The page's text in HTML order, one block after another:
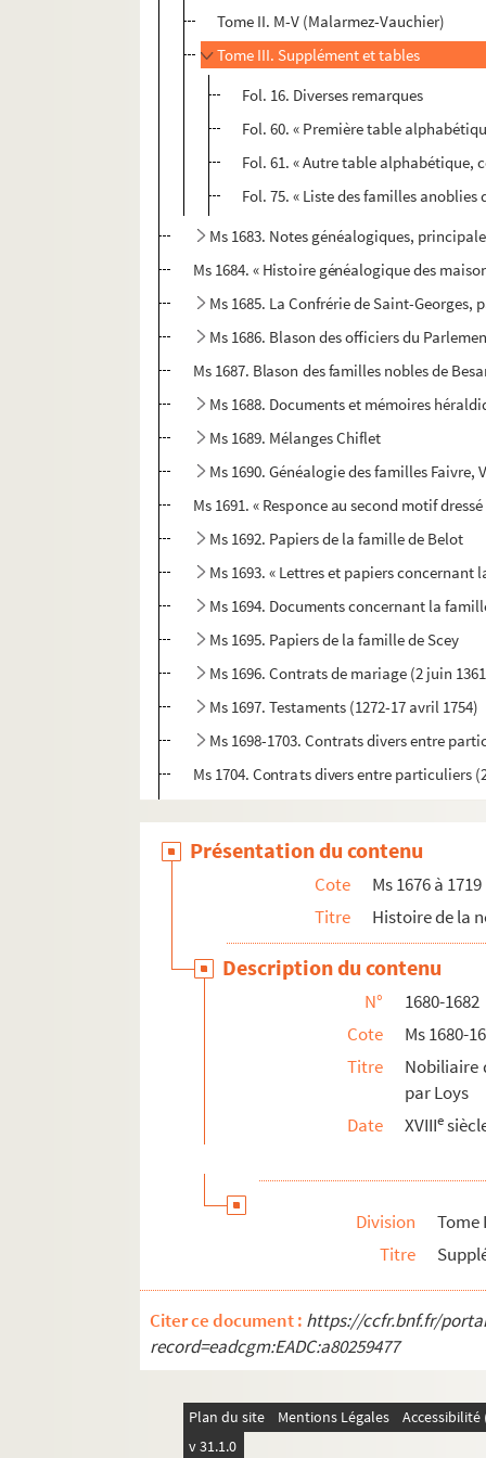
Tome II. M-V (Malarmez-Vauchier)
Tome III. Supplément et tables
Fol. 16. Diverses remarques
Fol. 60. « Première table
Fol. 61. « Autre table
Fol. 75. « Liste des familles
Ms 1683. Notes généalogiques,
Ms 1684. « Histoire généalogique des
Ms 1685. La Confrérie de Saint-Georges,
Ms 1686. Blason des officiers du
Ms 1687. Blason des familles nobles de
Ms 1688. Documents et mémoires
Ms 1689. Mélanges Chiflet
Ms 1690. Généalogie des familles
Ms 1691. « Responce au second motif
Ms 1692. Papiers de la famille de Belot
Ms 1693. « Lettres et papiers concernant
Ms 1694. Documents concernant la
Ms 1695. Papiers de la famille de Scey
Ms 1696. Contrats de mariage (2 juin
Ms 1697. Testaments (1272-17 avril 1754)
Ms 1698-1703. Contrats divers entre
Ms 1704. Contrats divers entre particuliers
Ms 1707. Privilèges et prérogatives
Ms 1708. Compte-rendu de la tutelle des
Ms 1709. Papiers de famille des
Ms 1710. Carnets de voyage et de
Ms 1711. Livre de comptes de M.
Ms 1712-1715. Notes prises au cours de
Ms 1716. Documents divers, achats,
Ms 1717. Documents concernant le
Ms 1720 à 1752. Histoire du livre,
Ms 1753 à 1780. Collection Charles Weiss
Ms 1781 à 1790. Collection d'Auxiron
Ms 1791 à 1796. Collection Louis Chenot
Ms 1797 à 1875. Collection Auguste Castan
Présentation du contenu
Cote
Ms 1676 à 1719
Titre
Histoire de la
Description du contenu
N°
1680-1682
Cote
Ms 1680-
Titre
Nobiliaire
par Loys
Date
XVIIIe
Division
Tome
Titre
Citer ce document : https://ccfr.bnf.fr/
record=eadcgm:EADC:a80259477
Plan du site Mentions Légales
v 31.1.0